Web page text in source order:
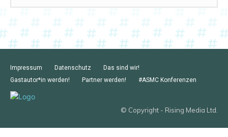
Impressum Datenschutz
Das sind wir!
Gastautor*in werden!
Partner werden! #ASMC Konferenzen
© Copyright - Rising Media Ltd.